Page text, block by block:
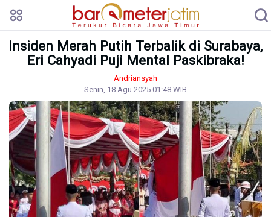
Insiden Merah Putih Terbalik di Surabaya,
Eri Cahyadi Puji Mental Paskibraka!
Andriansyah
Senin, 18 Agu 2025 01:48 WIB